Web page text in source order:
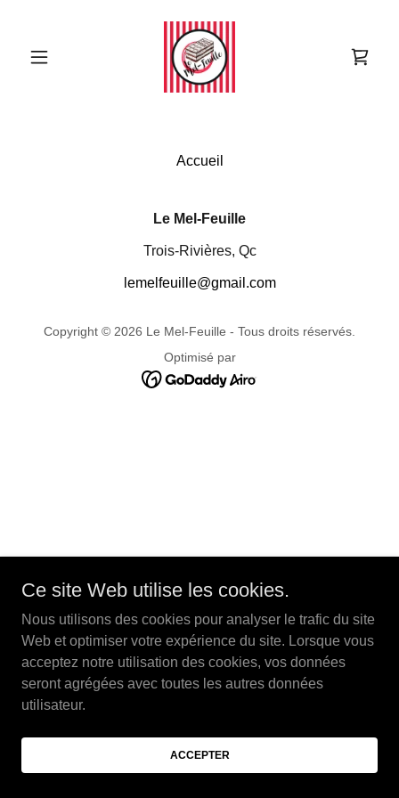
Accueil
Le Mel-Feuille
Trois-Rivières, Qc
lemelfeuille@gmail.com
Copyright © 2026 Le Mel-Feuille - Tous droits réservés.
Optimisé par
Ce site Web utilise les cookies.
Nous utilisons des cookies pour analyser le trafic du site
Web et optimiser votre expérience du site. Lorsque vous
acceptez notre utilisation des cookies, vos données
seront agrégées avec toutes les autres données
utilisateur.
ACCEPTER